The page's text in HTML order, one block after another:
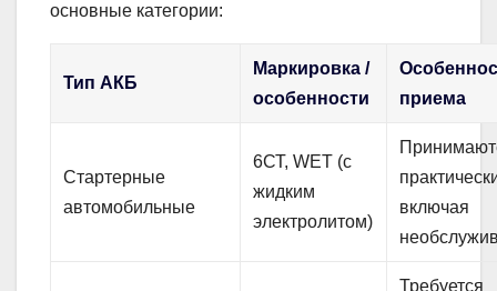
основные категории:
Тип АКБ
Маркировка /
особенности
приема
Стартерные
автомобильные
6СТ, WET (с
жидким
электролитом)
включая
Требуется